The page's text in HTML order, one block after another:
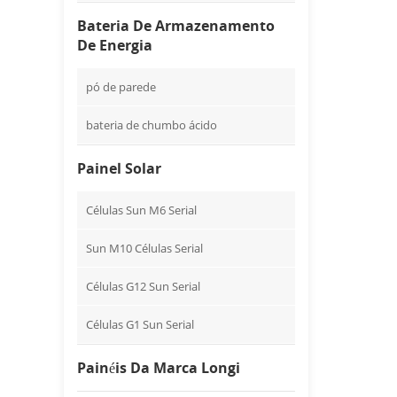
Bateria De Armazenamento
De Energia
pó de parede
bateria de chumbo ácido
Painel Solar
Células Sun M6 Serial
Sun M10 Células Serial
Células G12 Sun Serial
Células G1 Sun Serial
Painéis Da Marca Longi